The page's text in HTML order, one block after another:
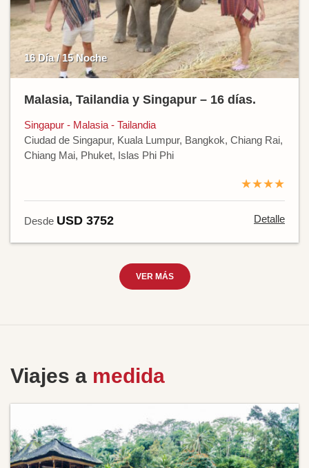
16 Día / 15 Noche
Malasia, Tailandia y Singapur – 16 días.
Singapur - Malasia - Tailandia
Ciudad de Singapur, Kuala Lumpur, Bangkok, Chiang Rai,
Chiang Mai, Phuket, Islas Phi Phi
★★★★
Desde USD 3752 Detalle
VER MÁS
Viajes a medida